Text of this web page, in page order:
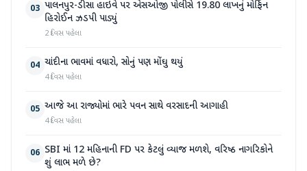
03 પાલનપુર-ડીસા હાઇવે પર એસઓજી પોલીસે 19.80 લાખનું મોર્ફિન
હિરોઈન ઝડપી પાડ્યું
2 દિવસ પહેલા
04 ચાંદીના ભાવમાં વધારો, સોનું પણ મોંઘુ થયું
4 દિવસ પહેલા
05 આજે આ રાજ્યોમાં ભારે પવન સાથે વરસાદની આગાહી
4 દિવસ પહેલા
06 SBI માં 12 મહિનાની FD પર કેટલું વ્યાજ મળશે, વરિષ્ઠ નાગરિકોને
શું લાભ મળે છે?